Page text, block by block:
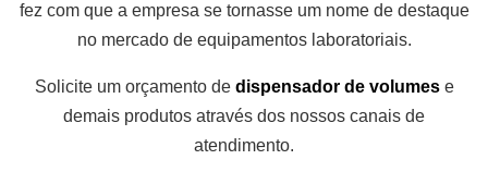
fez com que a empresa se tornasse um nome de destaque
no mercado de equipamentos laboratoriais.
Solicite um orçamento de dispensador de volumese
demais produtos através dos nossos canais de
atendimento.